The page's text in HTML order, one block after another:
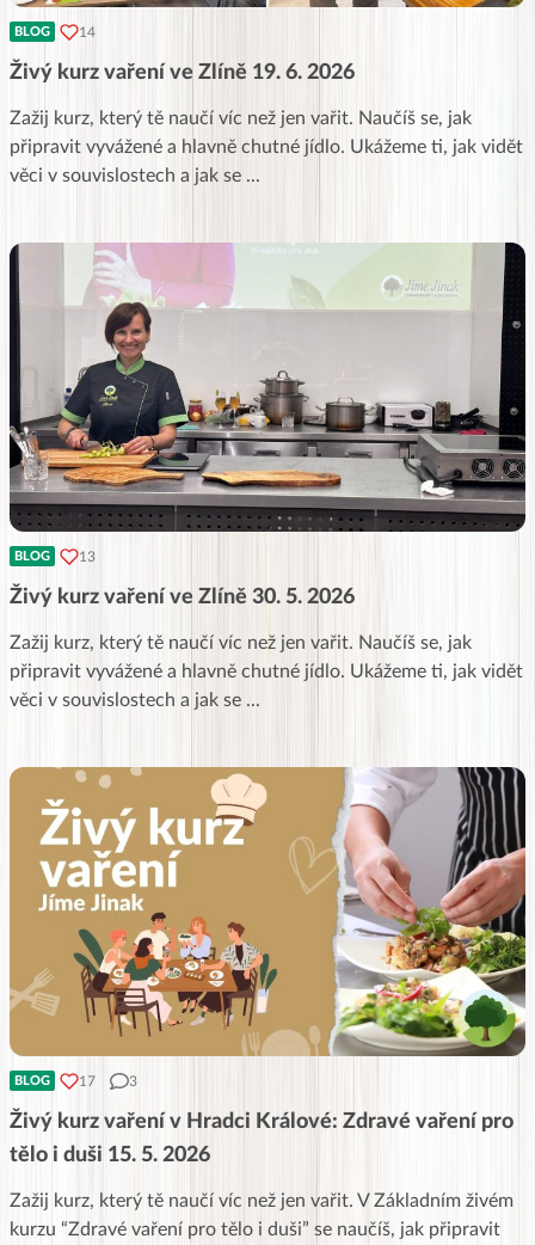
BLOG 14
Živý kurz vaření ve Zlíně 19. 6. 2026
Zažij kurz, který tě naučí víc než jen vařit. Naučíš se, jak
připravit vyvážené a hlavně chutné jídlo. Ukážeme ti, jak vidět
věci v souvislostech a jak se ...
BLOG 13
Živý kurz vaření ve Zlíně 30. 5. 2026
Zažij kurz, který tě naučí víc než jen vařit. Naučíš se, jak
připravit vyvážené a hlavně chutné jídlo. Ukážeme ti, jak vidět
věci v souvislostech a jak se ...
BLOG 17 3
Živý kurz vaření v Hradci Králové: Zdravé vaření pro
tělo i duši 15. 5. 2026
Zažij kurz, který tě naučí víc než jen vařit. V Základním živém
kurzu “Zdravé vaření pro tělo i duši” se naučíš, jak připravit